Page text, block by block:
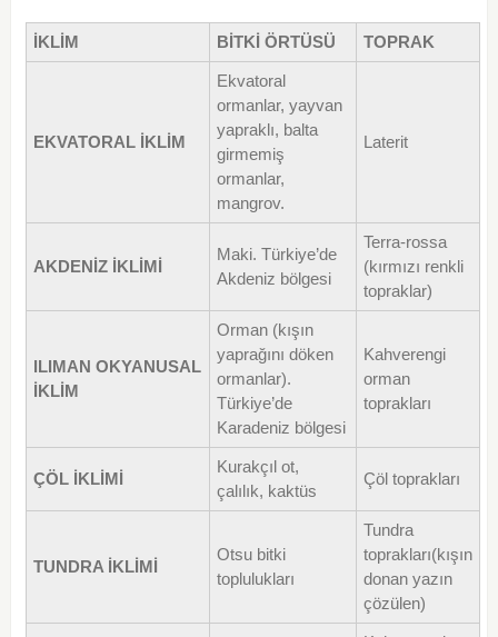
İKLİM BİTKİ ÖRTÜSÜ TOPRAK
EKVATORAL İKLİM
Ekvatoral
ormanlar, yayvan
yapraklı, balta
girmemiş
ormanlar,
mangrov.
Laterit
AKDENİZ İKLİMİ
Maki. Türkiye’de
Akdeniz bölgesi
Terra-rossa
(kırmızı renkli
topraklar)
ILIMAN OKYANUSAL
İKLİM
Orman (kışın
yaprağını döken
ormanlar).
Türkiye’de
Karadeniz bölgesi
Kahverengi
orman
toprakları
ÇÖL İKLİMİ
Kurakçıl ot,
çalılık, kaktüs
Çöl toprakları
TUNDRA İKLİMİ
Otsu bitki
toplulukları
Tundra
toprakları(kışın
donan yazın
çözülen)